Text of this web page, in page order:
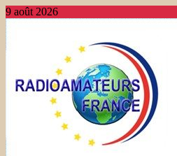
9 août 2026